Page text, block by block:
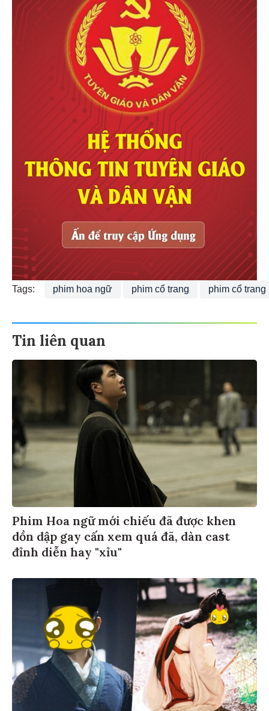
Tags: phim hoa ngữ phim cổ trang phim cổ
Tin liên quan
Phim Hoa ngữ mới chiếu đã được khen
dồn dập gay cấn xem quá đã, dàn cast
đỉnh diễn hay "xỉu"